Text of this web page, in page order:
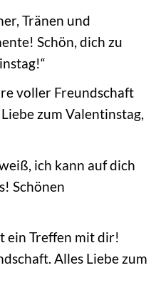
Tränen und
Schön, dich zu
voller Freundschaft
zum Valentinstag,
ich kann auf dich
Schönen
ein Treffen mit dir!
Alles Liebe zum